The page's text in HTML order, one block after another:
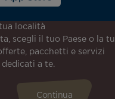
ricevere le ultime
e promozioni
località
scegli il tuo Paese o la
pacchetti e servizi
dedicati a te.